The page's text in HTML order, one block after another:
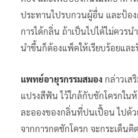
ประทานไปรบกวนผู้อื่น และป้อ
การได้กลิ่น ถ้าเป็นไปได้ไม่ควร
นำขึ้นก็ต้องแพ็คให้เรียบร้อยแล
แพทย์อายุรกรรมสมอง กล่าวเส
แปรงสีฟัน ไว้ใกล้กับชักโครกใน
ละอองของกลิ่นที่ปนเปื้อน ไปด้ว
จากการกดชักโครก จะกระเด็น